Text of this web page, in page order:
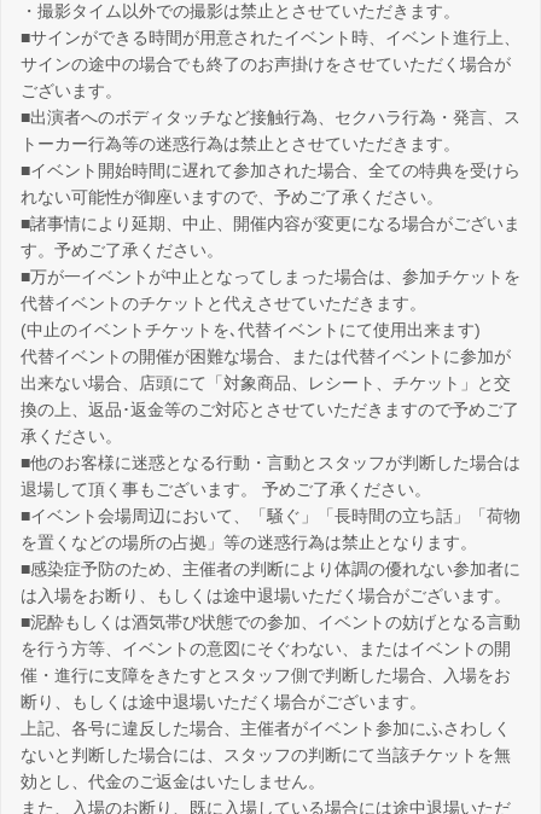
・撮影タイム以外での撮影は禁止とさせていただきます。
■サインができる時間が用意されたイベント時、イベント進行上、
サインの途中の場合でも終了のお声掛けをさせていただく場合が
ございます。
■出演者へのボディタッチなど接触行為、セクハラ行為・発言、ス
トーカー行為等の迷惑行為は禁止とさせていただきます。
■イベント開始時間に遅れて参加された場合、全ての特典を受けら
れない可能性が御座いますので、予めご了承ください。
■諸事情により延期、中止、開催内容が変更になる場合がございま
す。予めご了承ください。
■万が一イベントが中止となってしまった場合は、参加チケットを
代替イベントのチケットと代えさせていただきます。
(中止のイベントチケットを､代替イベントにて使用出来ます)
代替イベントの開催が困難な場合、または代替イベントに参加が
出来ない場合、店頭にて「対象商品、レシート、チケット」と交
換の上、返品･返金等のご対応とさせていただきますので予めご了
承ください。
■他のお客様に迷惑となる行動・言動とスタッフが判断した場合は
退場して頂く事もございます。 予めご了承ください。
■イベント会場周辺において、「騒ぐ」「長時間の立ち話」「荷物
を置くなどの場所の占拠」等の迷惑行為は禁止となります。
■感染症予防のため、主催者の判断により体調の優れない参加者に
は入場をお断り、もしくは途中退場いただく場合がございます。
■泥酔もしくは酒気帯び状態での参加、イベントの妨げとなる言動
を行う方等、イベントの意図にそぐわない、またはイベントの開
催・進行に支障をきたすとスタッフ側で判断した場合、入場をお
断り、もしくは途中退場いただく場合がございます。
上記、各号に違反した場合、主催者がイベント参加にふさわしく
ないと判断した場合には、スタッフの判断にて当該チケットを無
効とし、代金のご返金はいたしません。
また、入場のお断り、既に入場している場合には途中退場いただ